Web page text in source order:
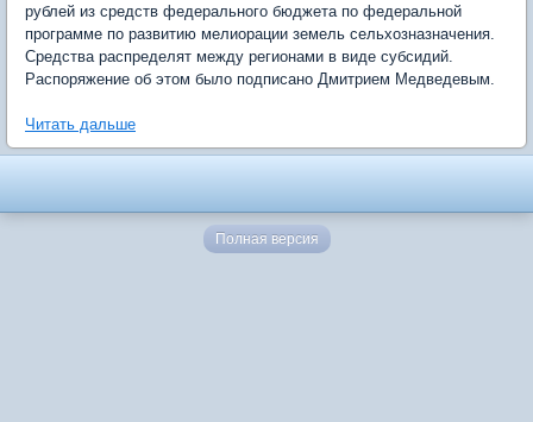
рублей из средств федерального бюджета по федеральной
программе по развитию мелиорации земель сельхозназначения.
Средства распределят между регионами в виде субсидий.
Распоряжение об этом было подписано Дмитрием Медведевым.
Читать дальше
Полная версия